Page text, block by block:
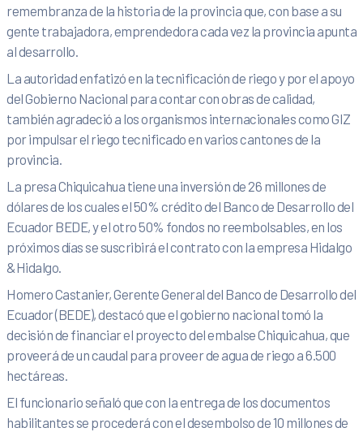
remembranza de la historia de la provincia que, con base a su
gente trabajadora, emprendedora cada vez la provincia apunta
al desarrollo.
La autoridad enfatizó en la tecnificación de riego y por el apoyo
del Gobierno Nacional para contar con obras de calidad,
también agradeció a los organismos internacionales como GIZ
por impulsar el riego tecnificado en varios cantones de la
provincia.
La presa Chiquicahua tiene una inversión de 26 millones de
dólares de los cuales el 50% crédito del Banco de Desarrollo del
Ecuador BEDE, y el otro 50% fondos no reembolsables, en los
próximos días se suscribirá el contrato con la empresa Hidalgo
&Hidalgo.
Homero Castanier, Gerente General del Banco de Desarrollo del
Ecuador (BEDE), destacó que el gobierno nacional tomó la
decisión de financiar el proyecto del embalse Chiquicahua, que
proveerá de un caudal para proveer de agua de riego a 6.500
hectáreas.
El funcionario señaló que con la entrega de los documentos
habilitantes se procederá con el desembolso de 10 millones de